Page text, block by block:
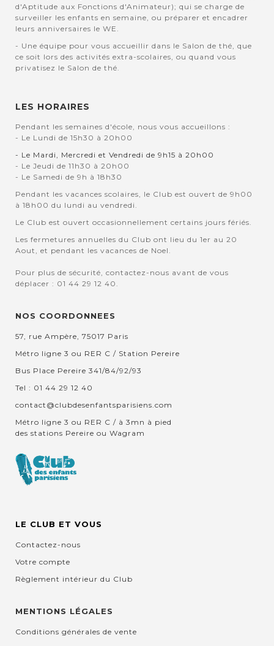
d'Aptitude aux Fonctions d'Animateur); qui se charge de
surveiller les enfants en semaine, ou préparer et encadrer
leurs anniversaires le WE.
- Une équipe pour vous accueillir dans le Salon de thé, que
ce soit lors des activités extra-scolaires, ou quand vous
privatisez le Salon de thé.
LES HORAIRES
Pendant les semaines d'école, nous vous accueillons :
- Le Lundi de 15h30 à 20h00
- Le Mardi, Mercredi et Vendredi de 9h15 à 20h00
- Le Jeudi de 11h30 à 20h00
- Le Samedi de 9h à 18h30
Pendant les vacances scolaires, le Club est ouvert de 9h00
à 18h00 du lundi au vendredi.
Le Club est ouvert occasionnellement certains jours fériés.
Les fermetures annuelles du Club ont lieu du 1er au 20
Aout, et pendant les vacances de Noel.
Pour plus de sécurité, contactez-nous avant de vous
déplacer : 01 44 29 12 40.
NOS COORDONNEES
57, rue Ampère, 75017 Paris
Métro ligne 3 ou RER C / Station Pereire
Bus Place Pereire 341/84/92/93
Tel : 01 44 29 12 40
contact@clubdesenfantsparisiens.com
Métro ligne 3 ou RER C / à 3mn à pied
des stations Pereire ou Wagram
LE CLUB ET VOUS
Contactez-nous
Votre compte
Règlement intérieur du Club
MENTIONS LÉGALES
Conditions générales de vente